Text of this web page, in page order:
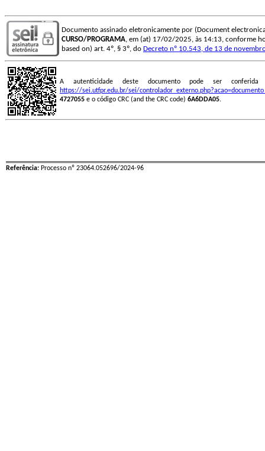
Documento assinado eletronicamente por (Document
CURSO/PROGRAMA, em (at) 17/02/2025, às 14:13, conforme
based on) art. 4º, § 3º, do Decreto nº 10.543, de 13 de
A autenticidade deste documento pode ser
https://sei.utfpr.edu.br/sei/
4727055 e o código CRC (and the CRC code) 6A6DDA05.
Referência: Processo nº 23064.052696/2024-96